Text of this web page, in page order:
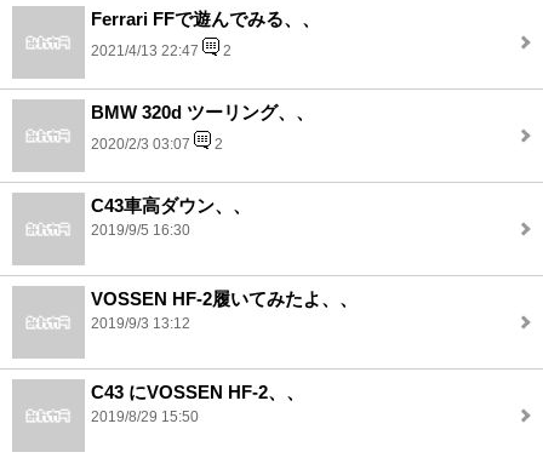
Ferrari FFで遊んでみる、、
2021/4/13 22:47 2
BMW 320d ツーリング、、
2020/2/3 03:07 2
C43車高ダウン、、
2019/9/5 16:30
VOSSEN HF-2履いてみたよ、、
2019/9/3 13:12
C43 にVOSSEN HF-2、、
2019/8/29 15:50